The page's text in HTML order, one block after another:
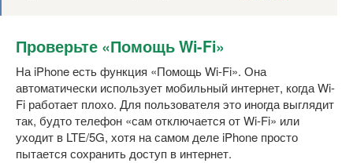
Проверьте «Помощь Wi-Fi»
На iPhone есть функция «Помощь Wi-Fi». Она
автоматически использует мобильный интернет, когда Wi-
Fi работает плохо. Для пользователя это иногда выглядит
так, будто телефон «сам отключается от Wi-Fi» или
уходит в LTE/5G, хотя на самом деле iPhone просто
пытается сохранить доступ в интернет.